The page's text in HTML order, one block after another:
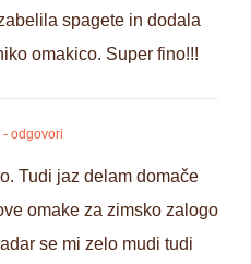
spagete in dodala
omakico. Super fino!!!
- odgovori
Tudi jaz delam domače
omake za zimsko zalogo
se mi zelo mudi tudi